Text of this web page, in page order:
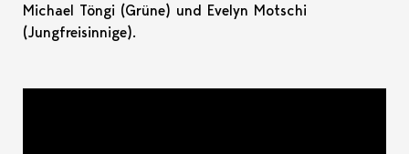
Michael Töngi (Grüne) und Evelyn Motschi
(Jungfreisinnige).